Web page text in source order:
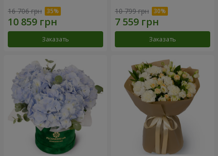
16 706 грн
Заказать
10 799 грн
Заказать